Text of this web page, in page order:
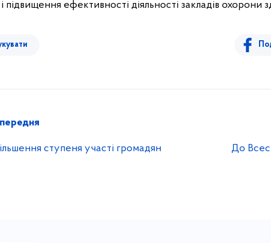
підвищення ефективності діяльності закладів охорони
ступеня участі громадян
До